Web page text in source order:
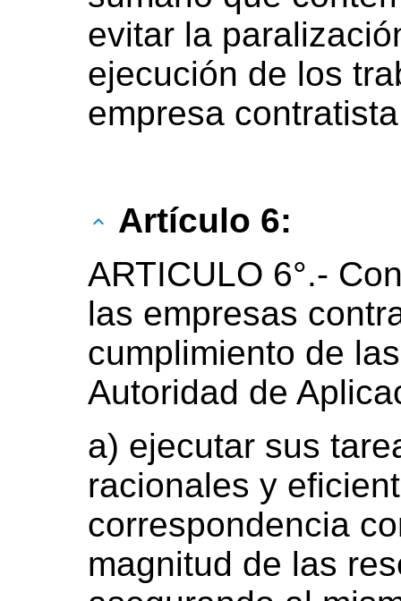
evitar la
ejecución de los
empresa
Artículo 6:
ARTICULO 6°.-
las empresas
cumplimiento de
Autoridad de
a) ejecutar sus
racionales y
correspondencia
magnitud de las